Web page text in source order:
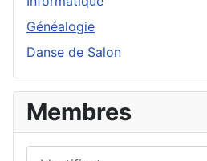
Généalogie
Danse de Salon
Membres